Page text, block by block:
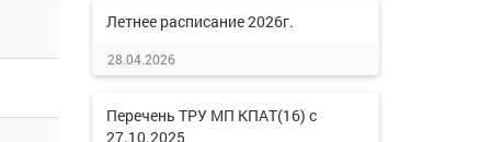
Летнее расписание 2026г.
28.04.2026
Перечень ТРУ МП КПАТ(16) с
27.10.2025